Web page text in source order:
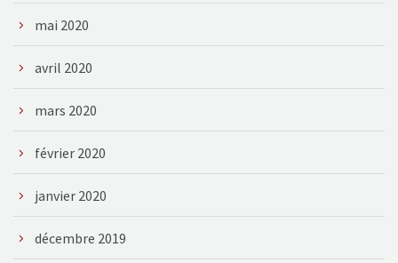
mai 2020
avril 2020
mars 2020
février 2020
janvier 2020
décembre 2019